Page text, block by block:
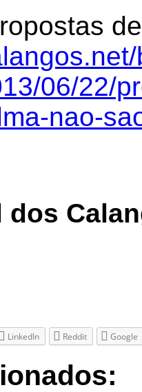
06/22/
nao-
dos
LinkedIn Reddit Google